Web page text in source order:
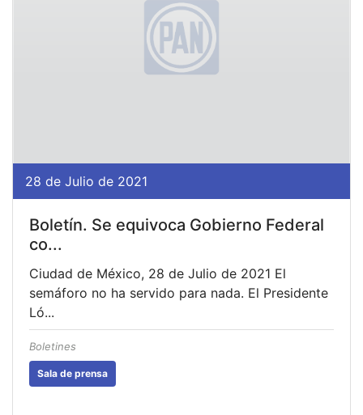
28 de Julio de 2021
Boletín. Se equivoca Gobierno Federal
co...
Ciudad de México, 28 de Julio de 2021 El
semáforo no ha servido para nada. El Presidente
Ló...
Boletines
Sala de prensa